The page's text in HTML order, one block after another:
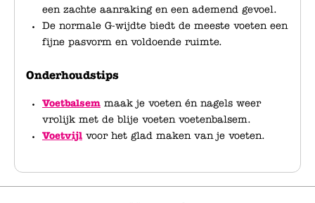
een zachte aanraking en een ademend gevoel.
De normale G-wijdte biedt de meeste voeten een
fijne pasvorm en voldoende ruimte.
Onderhoudstips
Voetbalsem maak je voeten én nagels weer
vrolijk met de blije voeten voetenbalsem.
Voetvijl voor het glad maken van je voeten.